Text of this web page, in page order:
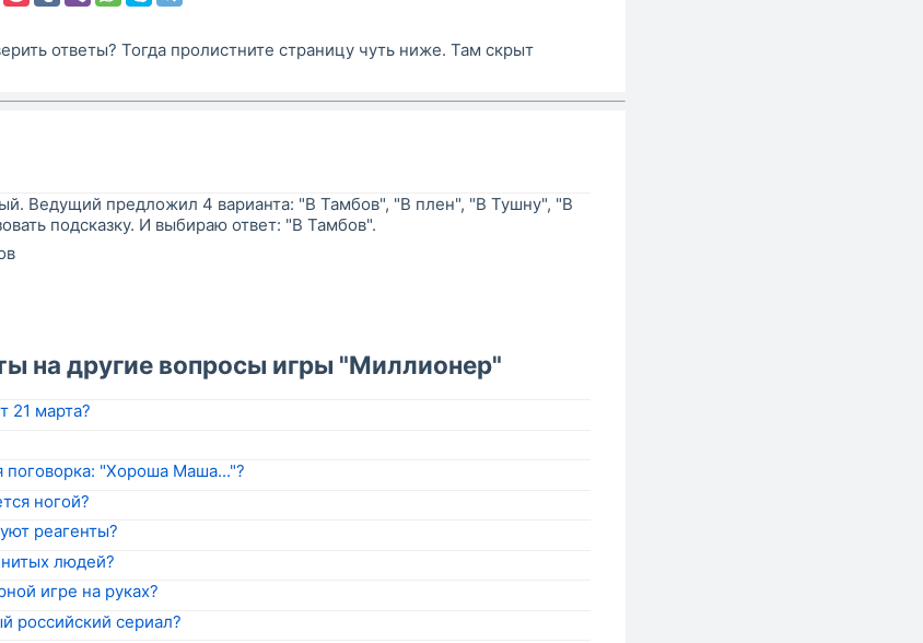
ответы? Тогда пролистните страницу чуть ниже. Там скрыт
Ведущий предложил 4 варианта: "В Тамбов", "В плен", "В Тушну", "В
подсказку. И выбираю ответ: "В Тамбов".
на другие вопросы игры "Миллионер"
21 марта?
поговорка: "Хороша Маша..."?
ногой?
реагенты?
людей?
игре на руках?
российский сериал?